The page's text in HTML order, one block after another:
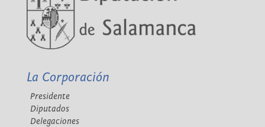
La Corporación
Presidente
Diputados
Delegaciones